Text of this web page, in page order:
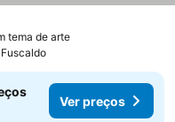
tema de arte
Ver preços